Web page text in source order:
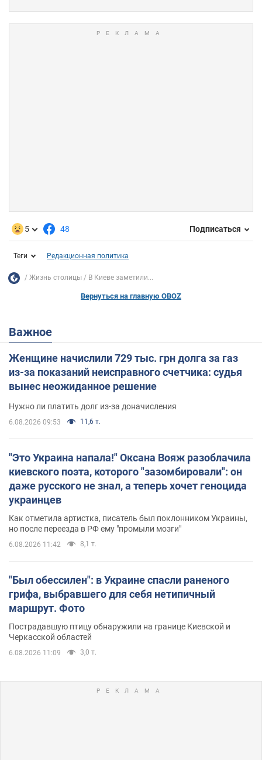
5 48 Подписаться
Теги Редакционная политика
Жизнь столицы В Киеве заметили...
Вернуться на главную OBOZ
Важное
Женщине начислили 729 тыс. грн долга за газ
из-за показаний неисправного счетчика: судья
вынес неожиданное решение
Нужно ли платить долг из-за доначисления
6.08.2026 09:53 11,6 т.
"Это Украина напала!" Оксана Вояж разоблачила
киевского поэта, которого "зазомбировали": он
даже русского не знал, а теперь хочет геноцида
украинцев
Как отметила артистка, писатель был поклонником Украины,
но после переезда в РФ ему "промыли мозги"
6.08.2026 11:42 8,1 т.
"Был обессилен": в Украине спасли раненого
грифа, выбравшего для себя нетипичный
маршрут. Фото
Пострадавшую птицу обнаружили на границе Киевской и
Черкасской областей
6.08.2026 11:09 3,0 т.